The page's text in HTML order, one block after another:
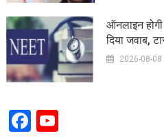
ऑनलाइन
दिया जवाब,
2026-08-08
Facebook